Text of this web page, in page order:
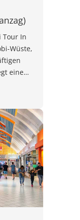
Tour In
Wüste,
eine…